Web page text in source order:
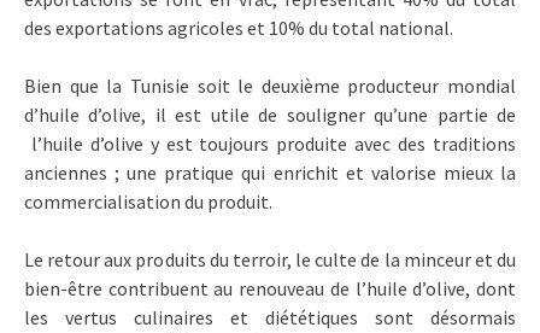
des exportations agricoles et 10% du total national.
Bien que la Tunisie soit le deuxième producteur mondial
d’huile d’olive, il est utile de souligner qu’une partie de
l’huile d’olive y est toujours produite avec des traditions
anciennes ; une pratique qui enrichit et valorise mieux la
commercialisation du produit.
Le retour aux produits du terroir, le culte de la minceur et du
bien-être contribuent au renouveau de l’huile d’olive, dont
les vertus culinaires et diététiques sont désormais